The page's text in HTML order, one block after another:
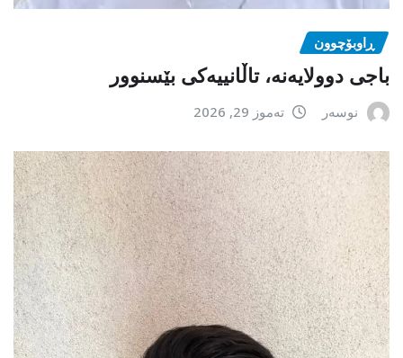
ڕاوبۆچوون
باجی دوولایەنە، تاڵانییەکی بێسنوور
نوسەر تەموز 29, 2026